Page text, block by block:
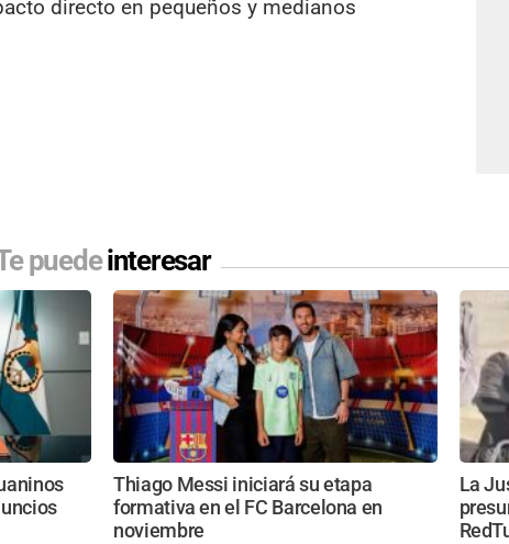
directo en pequeños y medianos
puedeinteresar
Thiago Messi iniciará su etapa
formativa en el FC Barcelona en
noviembre
La